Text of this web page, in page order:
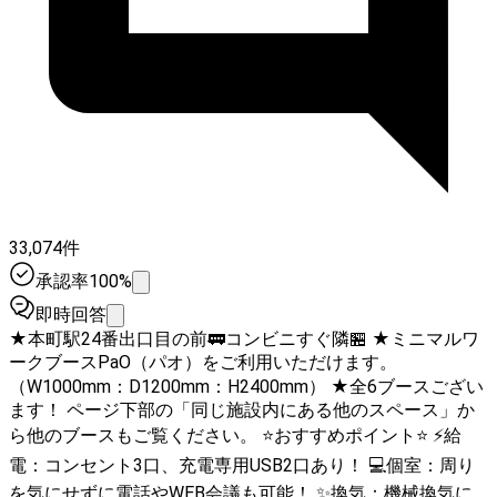
33,074件
承認率100%
即時回答
★本町駅24番出口目の前🚃コンビニすぐ隣🏪 ★ミニマルワ
ークブースPaO（パオ）をご利用いただけます。
（W1000mm：D1200mm：H2400mm） ★全6ブースござい
ます！ ページ下部の「同じ施設内にある他のスペース」か
ら他のブースもご覧ください。 ⭐️おすすめポイント⭐️ ⚡️給
電：コンセント3口、充電専用USB2口あり！ 💻個室：周り